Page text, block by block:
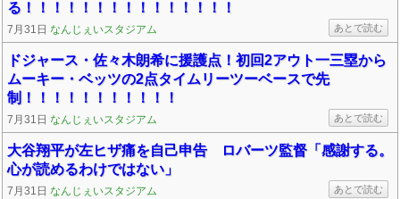
る！！！！！！！！！！！！！！！
7月31日 なんじぇいスタジアム あとで読む
ドジャース・佐々木朗希に援護点！初回2アウト一三塁から
ムーキー・ベッツの2点タイムリーツーベースで先
制！！！！！！！！！！！
7月31日 なんじぇいスタジアム あとで読む
大谷翔平が左ヒザ痛を自己申告 ロバーツ監督「感謝する。
心が読めるわけではない」
7月31日 なんじぇいスタジアム あとで読む